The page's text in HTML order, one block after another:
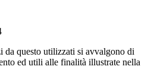
da questo utilizzati si avvalgono di
ed utili alle finalità illustrate nella